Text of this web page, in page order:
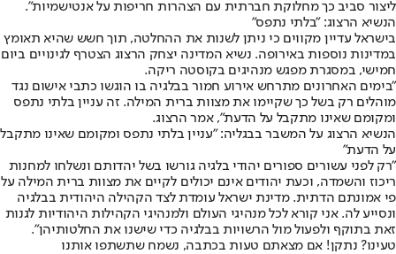
ליצור סביב כך מחלוקת חברתית עם הצהרות חריפות על אנטישמיות".
הנשיא הרצוג: "בלתי נתפס"
בישראל עדיין מקווים כי ניתן לשנות את ההחלטה, תוך חשש שהיא תאומץ
במדינות נוספות באירופה. נשיא המדינה יצחק הרצוג הצטרף לגינויים ביום
חמישי, במסגרת מפגש מנהיגים בקוסטה ריקה.
"בימים האחרונים מתרחש אירוע חמור בבלגיה בו הוגשו כתבי אישום נגד
מוהלים רק בשל כך שקיימו את מצוות ברית המילה. זה עניין בלתי נתפס
ומקומם שאינו מתקבל על הדעת״, אמר הרצוג.
הנשיא הרצוג על המשבר בבגליה: "עניין בלתי נתפס ומקומם שאינו מתקבל
על הדעת״
״רק לפני עשורים ספורים יהודי בלגיה גורשו בשל יהדותם ונשלחו למחנות
ריכוז והשמדה, וכעת יהודים אינם יכולים לקיים את מצוות ברית המילה על
פי אמונתם הדתית. מדינת ישראל עומדת לצד הקהילה היהודית בבלגיה
ונסייע לה. אני קורא לכל מנהיגי העולם ולמנהיגי הקהילות היהודיות לגנות
זאת בתוקף ולפעול מול הרשויות בבלגיה כדי שישנו את החלטותיהן״.
טעינו? נתקן! אם מצאתם טעות בכתבה, נשמח שתשתפו אותנו